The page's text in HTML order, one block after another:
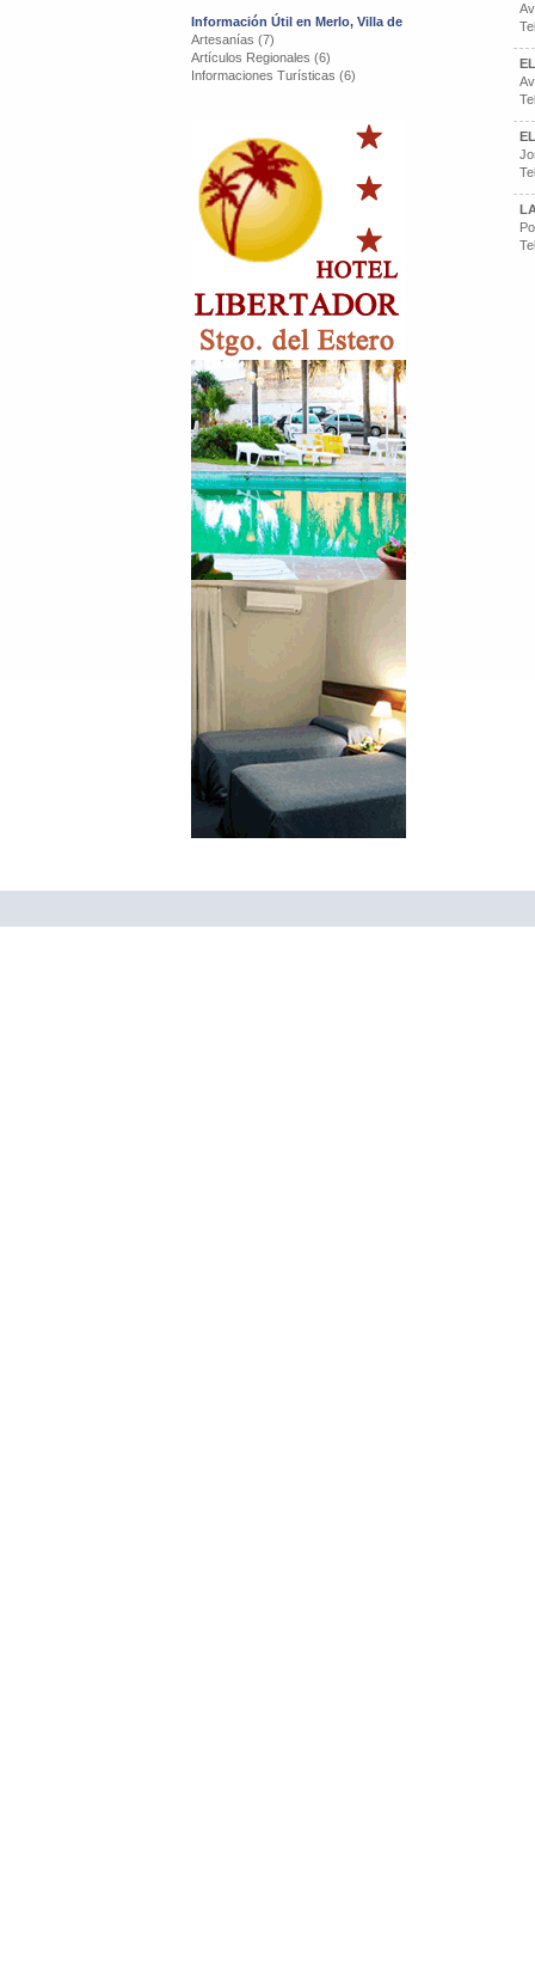
Información Útil en Merlo, Villa de
Artesanías (7)
Artículos Regionales (6)
Informaciones Turísticas (6)